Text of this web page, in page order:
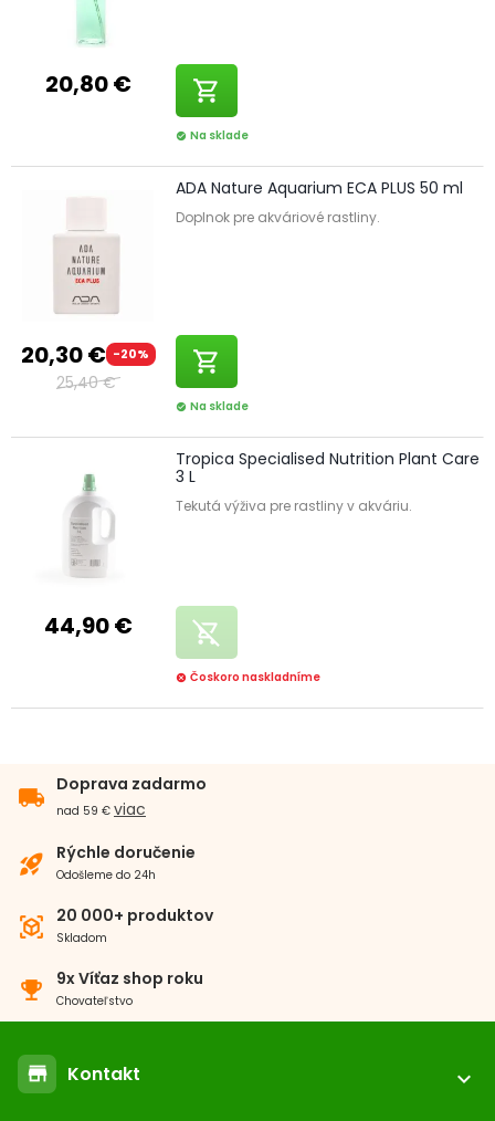
20,80 € shopping_cart
check_circle Na sklade
20,30 € -20%
25,40 €
ADA Nature Aquarium ECA PLUS 50 ml
Doplnok pre akváriové rastliny.
shopping_cart
check_circle Na sklade
44,90 €
Tropica Specialised Nutrition Plant Care
3 L
Tekutá výživa pre rastliny v akváriu.
remove_shopping_cart
cancel Čoskoro naskladníme
local_shipping
Doprava zadarmo
nad 59 € viac
rocket_launch Rýchle doručenie
Odošleme do 24h
view_in_ar 20 000+ produktov
Skladom
emoji_events 9x Víťaz shop roku
Chovateľstvo
store Kontakt
expand_more